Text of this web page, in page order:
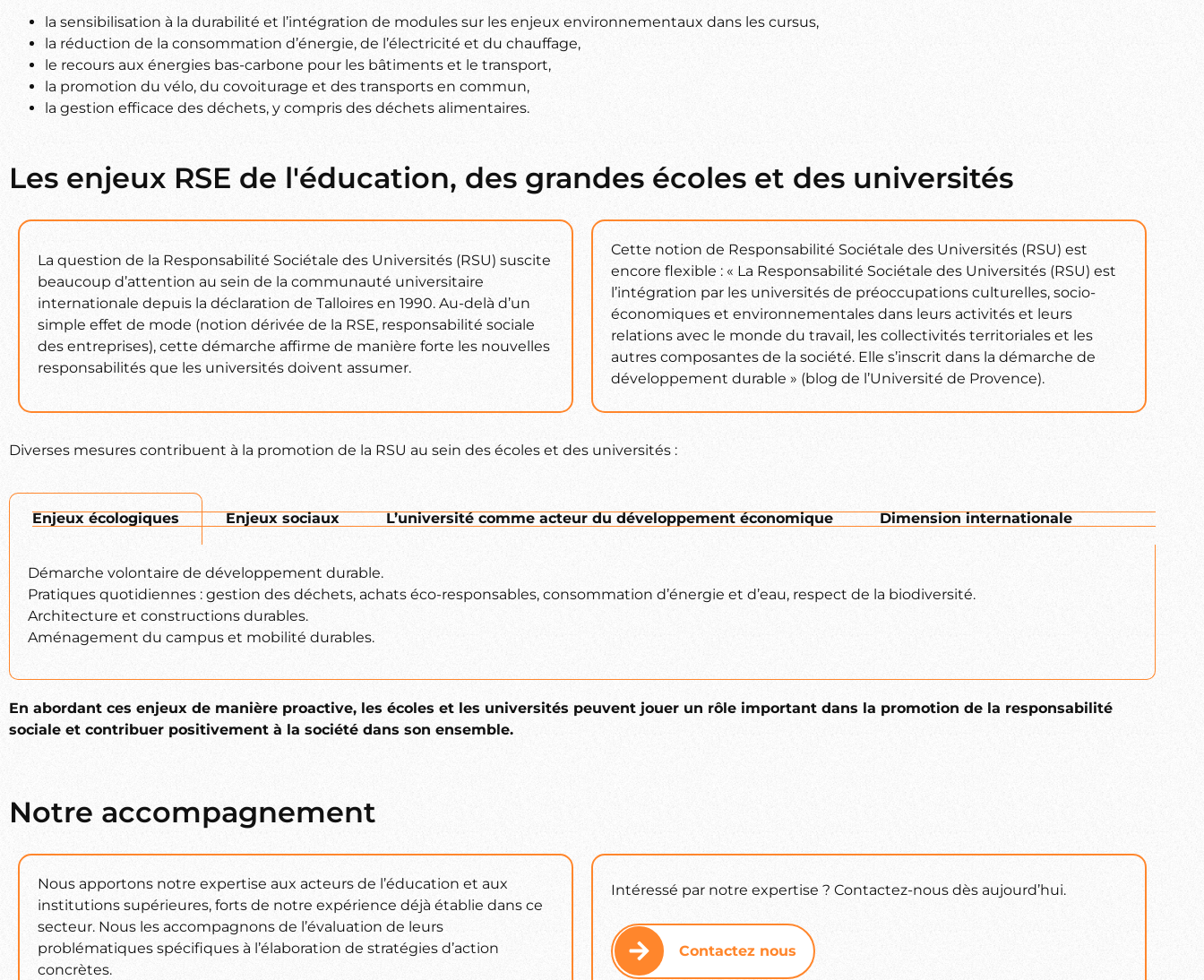
la sensibilisation à la durabilité et l’intégration de modules sur les enjeux environnementaux dans les cursus,
la réduction de la consommation d’énergie, de l’électricité et du chauffage,
le recours aux énergies bas-carbone pour les bâtiments et le transport,
la promotion du vélo, du covoiturage et des transports en commun,
la gestion efficace des déchets, y compris des déchets alimentaires.
Les enjeux RSE de l'éducation, des grandes écoles et des universités
La question de la Responsabilité Sociétale des Universités (RSU) suscite
beaucoup d’attention au sein de la communauté universitaire
internationale depuis la déclaration de Talloires en 1990. Au-delà d’un
simple effet de mode (notion dérivée de la RSE, responsabilité sociale
des entreprises), cette démarche affirme de manière forte les nouvelles
responsabilités que les universités doivent assumer.
Cette notion de Responsabilité Sociétale des Universités (RSU) est
encore flexible : « La Responsabilité Sociétale des Universités (RSU) est
l’intégration par les universités de préoccupations culturelles, socio-
économiques et environnementales dans leurs activités et leurs
relations avec le monde du travail, les collectivités territoriales et les
autres composantes de la société. Elle s’inscrit dans la démarche de
développement durable » (blog de l’Université de Provence).
Diverses mesures contribuent à la promotion de la RSU au sein des écoles et des universités :
Enjeux écologiques Enjeux sociaux L’université comme acteur du développement économique Dimension internationale
Démarche volontaire de développement durable.
Pratiques quotidiennes : gestion des déchets, achats éco-responsables, consommation d’énergie et d’eau, respect de la biodiversité.
Architecture et constructions durables.
Aménagement du campus et mobilité durables.
En abordant ces enjeux de manière proactive, les écoles et les universités peuvent jouer un rôle important dans la promotion de la responsabilité
sociale et contribuer positivement à la société dans son ensemble.
Notre accompagnement
Nous apportons notre expertise aux acteurs de l’éducation et aux
institutions supérieures, forts de notre expérience déjà établie dans ce
secteur. Nous les accompagnons de l’évaluation de leurs
problématiques spécifiques à l’élaboration de stratégies d’action
concrètes.
Intéressé par notre expertise ? Contactez-nous dès aujourd’hui.
Contactez nous